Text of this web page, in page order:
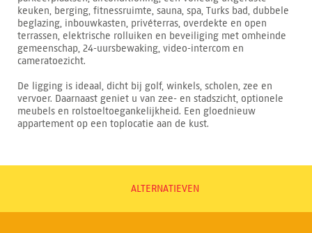
keuken, berging, fitnessruimte, sauna, spa, Turks bad, dubbele
beglazing, inbouwkasten, privéterras, overdekte en open
terrassen, elektrische rolluiken en beveiliging met omheinde
gemeenschap, 24-uursbewaking, video-intercom en
cameratoezicht.
De ligging is ideaal, dicht bij golf, winkels, scholen, zee en
vervoer. Daarnaast geniet u van zee- en stadszicht, optionele
meubels en rolstoeltoegankelijkheid. Een gloednieuw
appartement op een toplocatie aan de kust.
ALTERNATIEVEN